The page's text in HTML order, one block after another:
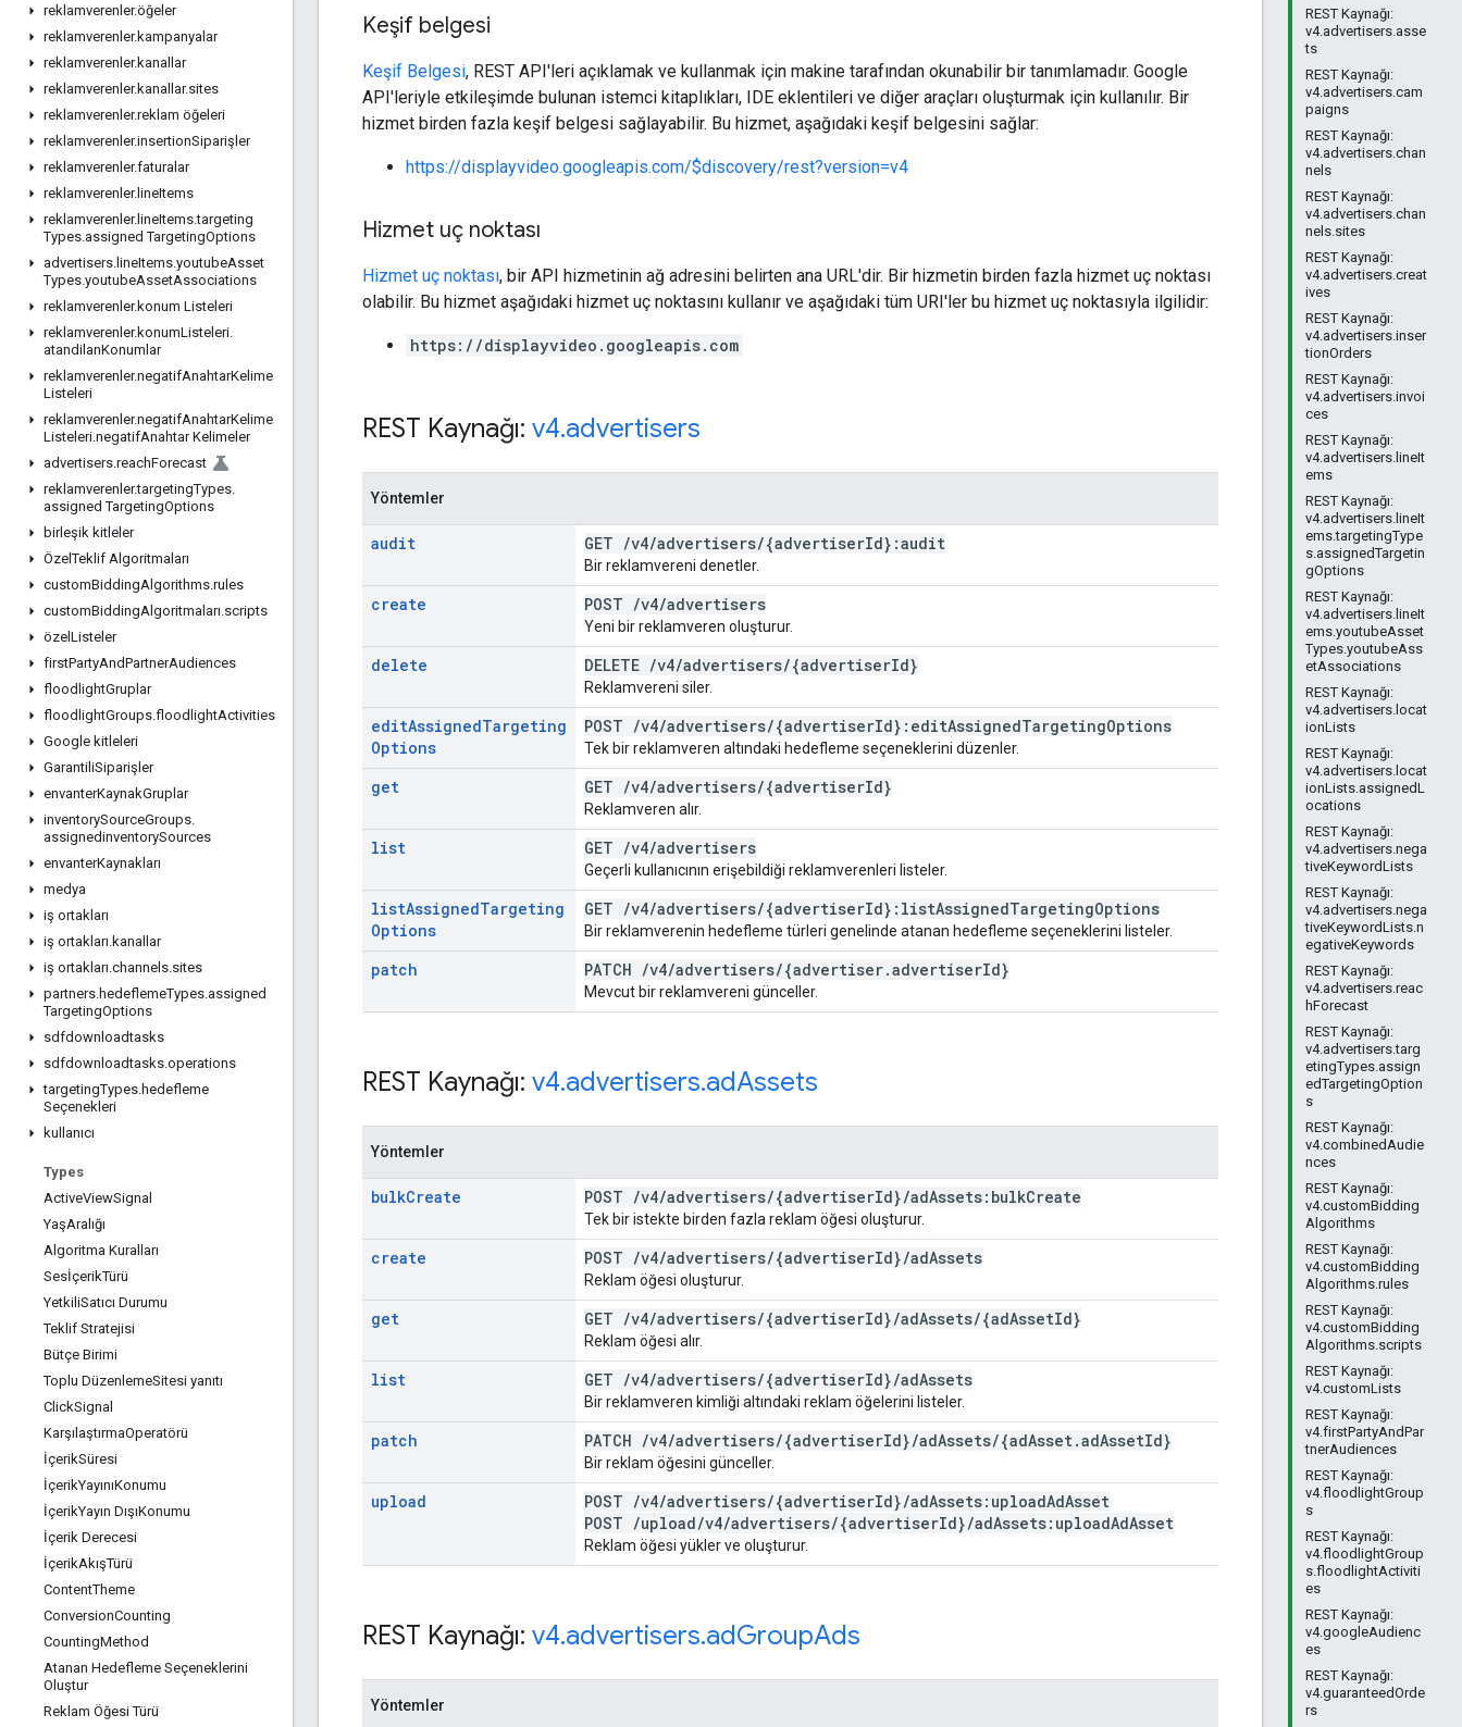
reklamverenler.öğeler
reklamverenler.kampanyalar
reklamverenler.kanallar
reklamverenler.kanallar.sites
reklamverenler.reklam öğeleri
reklamverenler.insertionSiparişler
reklamverenler.faturalar
reklamverenler. lineItems
reklamverenler. lineItems.targeting
Types.assigned TargetingOptions
advertisers. lineItems.youtubeAsset
Types.youtubeAssetAssociations
reklamverenler.konum Listeleri
reklamverenler.konumListeleri.
atandilanKonumlar
reklamverenler.negatifAnahtarKelime
Listeleri
reklamverenler.negatifAnahtarKelime
Listeleri.negatifAnahtar Kelimeler
advertisers.reachForecast
reklamverenler.targetingTypes.
assigned TargetingOptions
birleşik kitleler
ÖzelTeklif Algoritmaları
customBiddingAlgorithms.rules
customBiddingAlgoritmaları.scripts
özel Listeler
firstPartyAndPartnerAudiences
floodlightGruplar
floodlightGroups.floodlightActivities
Google kitleleri
GarantiliSiparişler
envanterKaynakGruplar
inventorySourceGroups.
assignedinventorySources
envanterKaynakları
medya
iş ortakları
iş ortakları.kanallar
iş ortakları.channels.sites
partners.hedeflemeTypes.assigned
TargetingOptions
sdfdownloadtasks
sdfdownloadtasks.operations
targetingTypes.hedefleme
Seçenekleri
kullanıcı
Types
ActiveViewSignal
YaşAralığı
Algoritma Kuralları
SesİçerikTürü
YetkiliSatıcı Durumu
Teklif Stratejisi
Bütçe Birimi
Toplu DüzenlemeSitesi yanıtı
ClickSignal
KarşılaştırmaOperatörü
İçerikSüresi
İçerikYayınıKonumu
İçerikYayın DışıKonumu
İçerik Derecesi
İçerikAkışTürü
ContentTheme
ConversionCounting
CountingMethod
Atanan Hedefleme Seçeneklerini
Oluştur
Reklam Öğesi Türü
REST Kaynağı:
v4.advertisers.asse
ts
REST Kaynağı:
v4.advertisers.cam
paigns
REST Kaynağı:
v4.advertisers.chan
nels
REST Kaynağı:
v4.advertisers.chan
nels.sites
REST Kaynağı:
v4.advertisers.creat
ives
REST Kaynağı:
v4.advertisers.inser
tionOrders
REST Kaynağı:
v4.advertisers.invoi
ces
REST Kaynağı:
v4.advertisers.lineIt
ems
REST Kaynağı:
v4.advertisers.lineIt
ems.targetingType
s.assignedTargetin
gOptions
REST Kaynağı:
v4.advertisers.lineIt
ems.youtubeAsset
Types.youtubeAss
etAssociations
REST Kaynağı:
v4.advertisers.locat
ionLists
REST Kaynağı:
v4.advertisers.locat
ionLists.assignedL
ocations
REST Kaynağı:
v4.advertisers.nega
tiveKeywordLists
REST Kaynağı:
v4.advertisers.nega
tiveKeywordLists.n
egativeKeywords
REST Kaynağı:
v4.advertisers.reac
hForecast
REST Kaynağı:
v4.advertisers.targ
etingTypes.assign
edTargetingOption
s
REST Kaynağı:
v4.combinedAudie
nces
REST Kaynağı:
v4.customBidding
Algorithms
REST Kaynağı:
v4.customBidding
Algorithms.rules
REST Kaynağı:
v4.customBidding
Algorithms.scripts
REST Kaynağı:
v4.customLists
REST Kaynağı:
v4.firstPartyAndPar
tnerAudiences
REST Kaynağı:
v4.floodlightGroup
s
REST Kaynağı:
v4.floodlightGroup
s.floodlightActiviti
es
REST Kaynağı:
v4.googleAudienc
es
REST Kaynağı:
v4.guaranteedOrde
rs
Keşif belgesi
Keşif Belgesi, REST API'leri açıklamak ve kullanmak için makine tarafından okunabilir bir tanımlamadır. Google
API'leriyle etkileşimde bulunan istemci kitaplıkları, IDE eklentileri ve diğer araçları oluşturmak için kullanılır. Bir
hizmet birden fazla keşif belgesi sağlayabilir. Bu hizmet, aşağıdaki keşif belgesini sağlar:
https://displayvideo.googleapis.com/$discovery/rest?version=v4
Hizmet uç noktası
Hizmet uç noktası, bir API hizmetinin ağ adresini belirten ana URL'dir. Bir hizmetin birden fazla hizmet uç noktası
olabilir. Bu hizmet aşağıdaki hizmet uç noktasını kullanır ve aşağıdaki tüm URI'ler bu hizmet uç noktasıyla ilgilidir:
https://displayvideo.googleapis.com
REST Kaynağı: v4.advertisers
Yöntemler
audit GET /v4/advertisers/{advertiserId}:audit
Bir reklamvereni denetler.
create POST /v4/advertisers
Yeni bir reklamveren oluşturur.
delete DELETE /v4/advertisers/{advertiserId}
Reklamvereni siler.
editAssignedTargeting
Options
POST /v4/advertisers/{advertiserId}:editAssignedTargetingOptions
Tek bir reklamveren altındaki hedefleme seçeneklerini düzenler.
get GET /v4/advertisers/{advertiserId}
Reklamveren alır.
list GET /v4/advertisers
Geçerli kullanıcının erişebildiği reklamverenleri listeler.
listAssignedTargeting
Options
GET /v4/advertisers/{advertiserId}:listAssignedTargetingOptions
Bir reklamverenin hedefleme türleri genelinde atanan hedefleme seçeneklerini listeler.
patch PATCH /v4/advertisers/{advertiser.advertiserId}
Mevcut bir reklamvereni günceller.
REST Kaynağı: v4.advertisers.adAssets
Yöntemler
bulkCreate POST /v4/advertisers/{advertiserId}/adAssets:bulkCreate
Tek bir istekte birden fazla reklam öğesi oluşturur.
create POST /v4/advertisers/{advertiserId}/adAssets
Reklam öğesi oluşturur.
get GET /v4/advertisers/{advertiserId}/adAssets/{adAssetId}
Reklam öğesi alır.
list GET /v4/advertisers/{advertiserId}/adAssets
Bir reklamveren kimliği altındaki reklam öğelerini listeler.
patch PATCH /v4/advertisers/{advertiserId}/adAssets/{adAsset.adAssetId}
Bir reklam öğesini günceller.
upload POST /v4/advertisers/{advertiserId}/adAssets:uploadAdAsset
POST /upload/v4/advertisers/{advertiserId}/adAssets:uploadAdAsset
Reklam öğesi yükler ve oluşturur.
REST Kaynağı: v4.advertisers.adGroupAds
Yöntemler